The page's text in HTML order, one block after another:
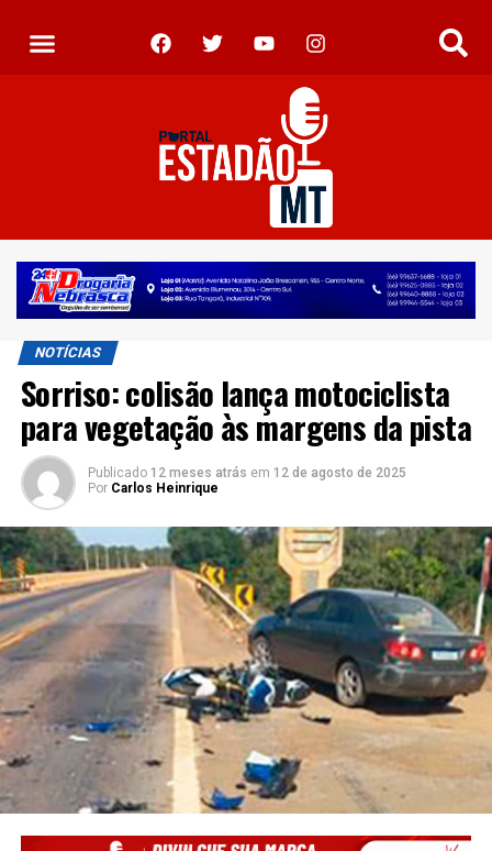
NOTÍCIAS
Sorriso: colisão lança motociclista
para vegetação às margens da pista
Publicado 12 meses atrás em 12 de agosto de 2025
Por Carlos Heinrique